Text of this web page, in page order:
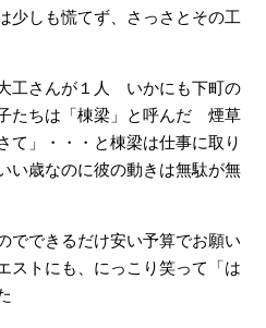
少しも慌てず、さっさとその工
工さんが１人 いかにも下町の
たちは「棟梁」と呼んだ 煙草
て」・・・と棟梁は仕事に取り
歳なのに彼の動きは無駄が無
でできるだけ安い予算でお願い
ストにも、にっこり笑って「は